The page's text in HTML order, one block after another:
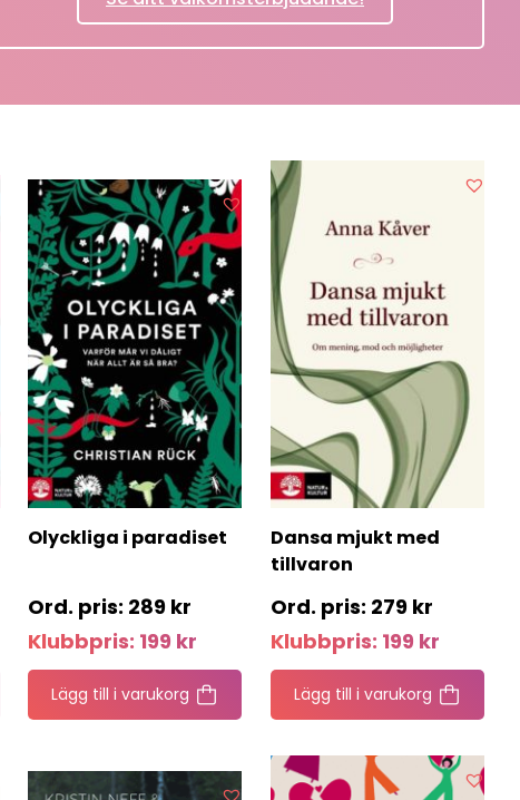
Olyckliga i paradiset
289 kr
Klubbpris: 199 kr
Lägg till i varukorg
Dansa mjukt med
tillvaron
279 kr
Klubbpris: 199 kr
Lägg till i varukorg